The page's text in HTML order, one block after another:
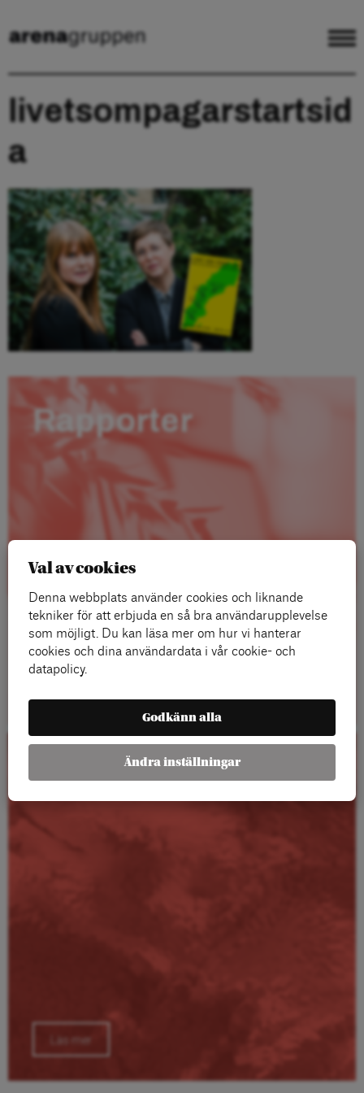
livetsompagarstartsid
a
Rapporter
Kalender
Läs mer
Val av cookies
Denna webbplats använder cookies och liknande
tekniker för att erbjuda en så bra användarupplevelse
som möjligt. Du kan läsa mer om hur vi hanterar
cookies och dina användardata i vår cookie- och
datapolicy.
Godkänn alla
Ändra inställningar